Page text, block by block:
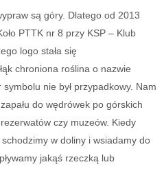
są góry. Dlatego od 2013
PTTK nr 8 przy KSP – Klub
logo stała się
chroniona roślina o nazwie
symbolu nie był przypadkowy. Nam
do wędrówek po górskich
czy muzeów. Kiedy
w doliny i wsiadamy do
jakąś rzeczką lub